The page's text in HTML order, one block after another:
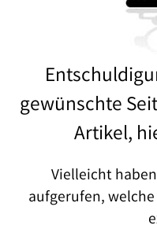
gewünschte
Artikel,
Vielleicht
aufgerufen,